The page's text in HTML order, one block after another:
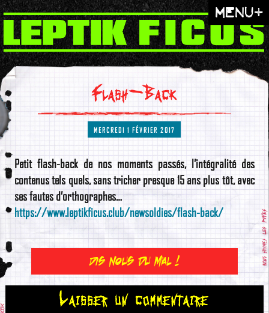
menu+
Flash-Back
MERCREDI 1 FÉVRIER 2017
Petit flash-back de nos moments passés, l’intégralité des
contenus tels quels, sans tricher presque 15 ans plus tôt, avec
ses fautes d’orthographes…
https://www.leptikficus.club/newsoldies/flash-back/
Dis nous du mal !
Laisser un commentaire